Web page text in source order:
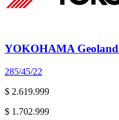
YOKOHAMA
285/45/22
$ 2.619.999
$ 1.702.999